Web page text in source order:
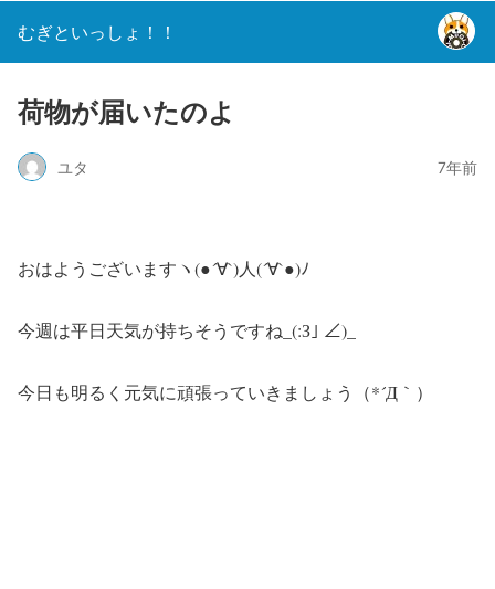
むぎといっしょ！！
荷物が届いたのよ
ユタ 7年前
おはようございますヽ(●´∀`)人(´∀`●)ﾉ
今週は平日天気が持ちそうですね_(:З｣ ∠)_
今日も明るく元気に頑張っていきましょう（*´Д｀）